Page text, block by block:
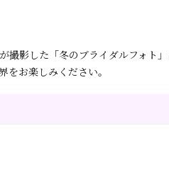
撮影した「冬のブライダルフォト
をお楽しみください。